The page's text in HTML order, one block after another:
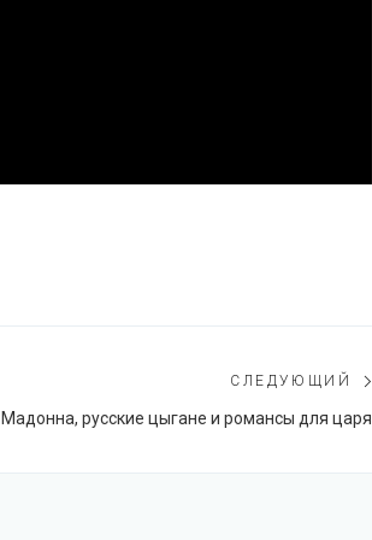
СЛЕДУЮЩИЙ
Мадонна, русские цыгане и романсы для царя